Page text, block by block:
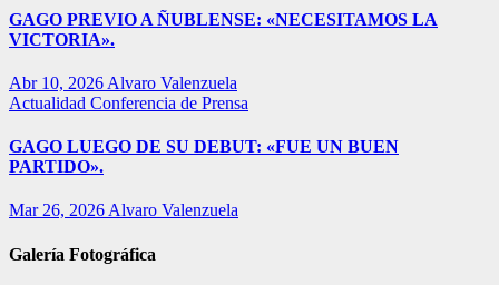
GAGO PREVIO A ÑUBLENSE: «NECESITAMOS LA
VICTORIA».
Abr 10, 2026 Alvaro Valenzuela
Actualidad Conferencia de Prensa
GAGO LUEGO DE SU DEBUT: «FUE UN BUEN
PARTIDO».
Mar 26, 2026 Alvaro Valenzuela
Galería Fotográfica